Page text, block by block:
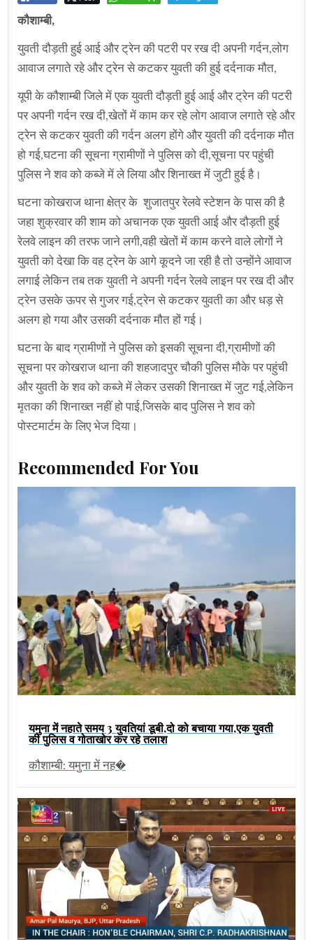
कौशाम्बी,
युवती दौड़ती हुई आई और ट्रेन की पटरी पर रख दी अपनी गर्दन,लोग
आवाज लगाते रहे और ट्रेन से कटकर युवती की हुई दर्दनाक मौत,
यूपी के कौशाम्बी जिले में एक युवती दौड़ती हुई आई और ट्रेन की पटरी
पर अपनी गर्दन रख दी,खेतों में काम कर रहे लोग आवाज लगाते रहे और
ट्रेन से कटकर युवती की गर्दन अलग होंगे और युवती की दर्दनाक मौत
हो गई,घटना की सूचना ग्रामीणों ने पुलिस को दी,सूचना पर पहुंची
पुलिस ने शव को कब्जे में ले लिया और शिनाख्त में जुटी हुई है।
घटना कोखराज थाना क्षेत्र के शुजातपुर रेलवे स्टेशन के पास की है
जहा शुक्रवार की शाम को अचानक एक युवती आई और दौड़ती हुई
रेलवे लाइन की तरफ जाने लगी,वही खेतों में काम करने वाले लोगों ने
युवती को देखा कि वह ट्रेन के आगे कूदने जा रही है तो उन्होंने आवाज
लगाई लेकिन तब तक युवती ने अपनी गर्दन रेलवे लाइन पर रख दी और
ट्रेन उसके ऊपर से गुजर गई,ट्रेन से कटकर युवती का और धड़ से
अलग हो गया और उसकी दर्दनाक मौत हों गई।
घटना के बाद ग्रामीणों ने पुलिस को इसकी सूचना दी,ग्रामीणों की
सूचना पर कोखराज थाना की शहजादपुर चौकी पुलिस मौके पर पहुंची
और युवती के शव को कब्जे में लेकर उसकी शिनाख्त में जुट गई,लेकिन
मृतका की शिनाख्त नहीं हो पाई,जिसके बाद पुलिस ने शव को
पोस्टमार्टम के लिए भेज दिया।
Recommended For You
यमुना में नहाते समय 3 युवतियां डूबी,दो को बचाया गया,एक युवती
की पुलिस व गोताखोर कर रहे तलाश
कौशाम्बी: यमुना में नह�